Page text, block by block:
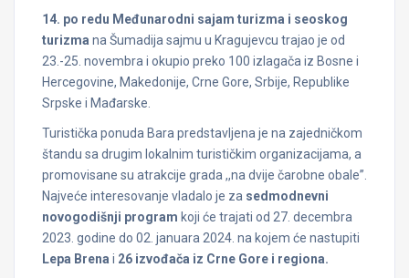
14. po redu Međunarodni sajam turizma i seoskog
turizma na Šumadija sajmu u Kragujevcu trajao je od
23.-25. novembra i okupio preko 100 izlagača iz Bosne i
Hercegovine, Makedonije, Crne Gore, Srbije, Republike
Srpske i Mađarske.
Turistička ponuda Bara predstavljena je na zajedničkom
štandu sa drugim lokalnim turističkim organizacijama, a
promovisane su atrakcije grada ,,na dvije čarobne obale”.
Najveće interesovanje vladalo je za sedmodnevni
novogodišnji program koji će trajati od 27. decembra
2023. godine do 02. januara 2024. na kojem će nastupiti
Lepa Brena i 26 izvođača iz Crne Gore i regiona.